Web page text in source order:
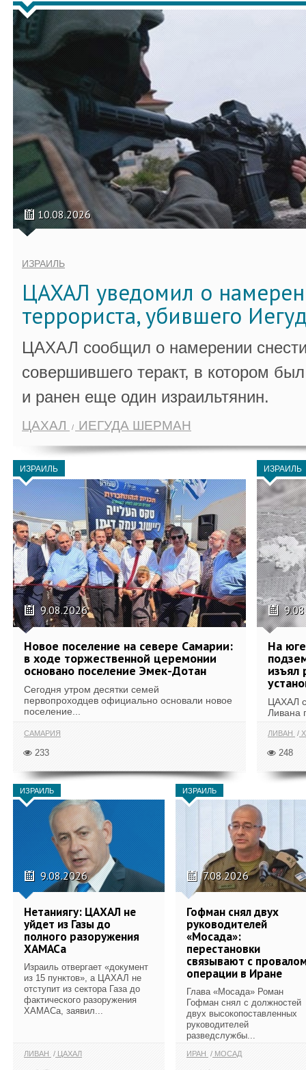
10.08.2026
ИЗРАИЛЬ
ЦАХАЛ уведомил о
террориста, убившего
ЦАХАЛ сообщил о намерении
совершившего теракт, в котором
и ранен еще один израильтянин.
ЦАХАЛ ИЕГУДА ШЕРМАН
ИЗРАИЛЬ
9.08.2026
Новое поселение на севере Самарии:
в ходе торжественной церемонии
основано поселение Эмек-Дотан
Сегодня утром десятки семей
первопроходцев официально основали новое
поселение...
САМАРИЯ
233
ИЗРАИЛЬ
На
изъял
ЦАХАЛ
Ливана
ЛИВАН
248
ИЗРАИЛЬ
9.08.2026
Нетаниягу: ЦАХАЛ не
уйдет из Газы до
полного разоружения
ХАМАСа
Израиль отвергает «документ
из 15 пунктов», а ЦАХАЛ не
отступит из сектора Газа до
фактического разоружения
ХАМАСа, заявил...
ЛИВАН ЦАХАЛ
ИЗРАИЛЬ
7.08.2026
Гофман снял двух
руководителей
«Мосада»:
перестановки
связывают с
операции в Иране
Глава «Мосада» Роман
Гофман снял с должностей
двух высокопоставленных
руководителей
разведслужбы...
ИРАН МОСАД